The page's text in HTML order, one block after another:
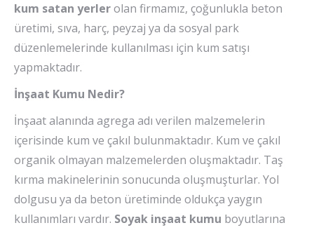
kum satan yerlerolan firmamız, çoğunlukla beton
üretimi, sıva, harç, peyzaj ya da sosyal park
düzenlemelerinde kullanılması için kum satışı
yapmaktadır.
İnşaat Kumu Nedir?
İnşaat alanında agrega adı verilen malzemelerin
içerisinde kum ve çakıl bulunmaktadır. Kum ve çakıl
organik olmayan malzemelerden oluşmaktadır. Taş
kırma makinelerinin sonucunda oluşmuşturlar. Yol
dolgusu ya da beton üretiminde oldukça yaygın
kullanımları vardır. Soyak inşaat kumu boyutlarına